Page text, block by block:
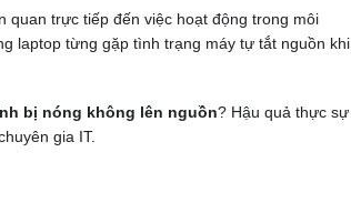
quan trực tiếp đến việc hoạt động trong môi
laptop từng gặp tình trạng máy tự tắt nguồn khi
bị nóng không lên nguồn? Hậu quả thực sự
gia IT.